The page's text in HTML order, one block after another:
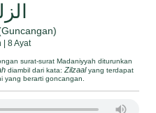
| 8 Ayat
surat-surat Madaniyyah diturunkan
diambil dari kata:Zilzaalyang terdapat
yang berarti goncangan.